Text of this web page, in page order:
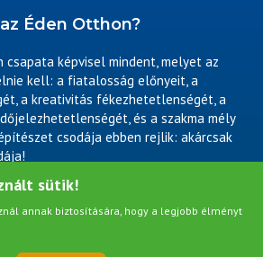
Éden Otthon?
csapata képvisel mindent, melyet az
kell: a fiatalosság előnyeit, a
a kreativitás fékezhetetlenségét, a
és a szakma mély
csodája ebben rejlik: akárcsak
jog fenntartva - Készítette:
Impresszum
sütik!
annak biztosítására, hogy a legjobb élményt